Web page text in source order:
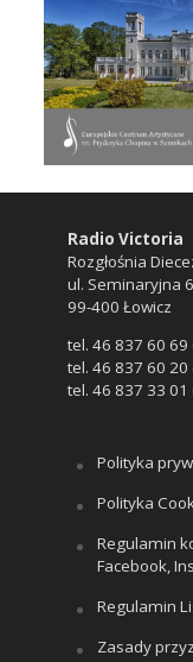
Radio Victoria
Rozgłośnia
ul. Seminaryjna
99-400 Łowicz
tel. 46 837 60
tel. 46 837 60 20
tel. 46 837 33
Polityka
Polityka
Regulamin
Facebook,
Regulamin
Zasady